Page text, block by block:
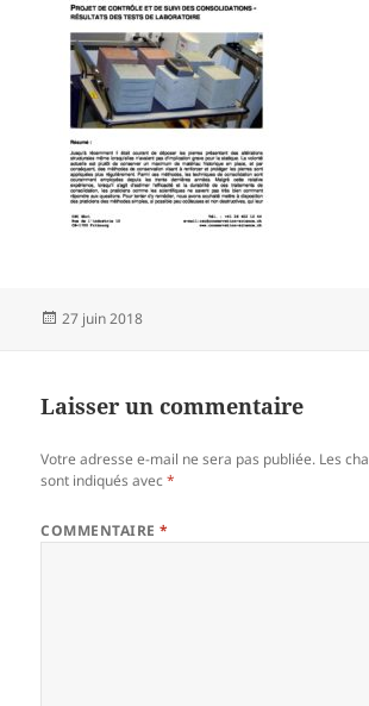
Publié
27 juin 2018
Laisser un commentaire
Votre adresse e-mail ne sera pas publiée. Les
sont indiqués avec*
COMMENTAIRE*